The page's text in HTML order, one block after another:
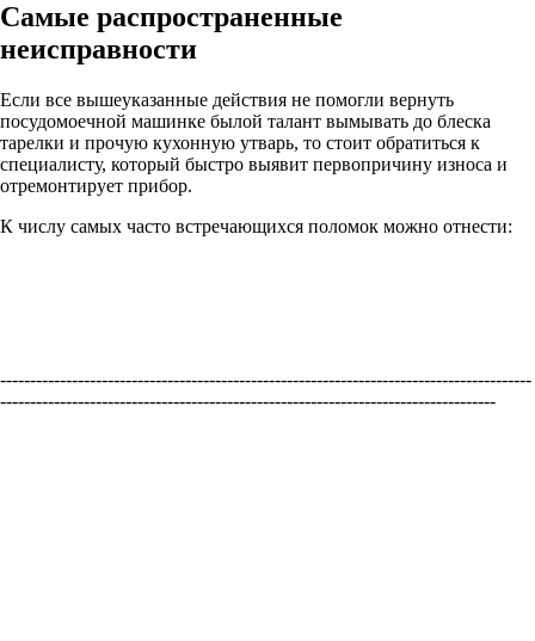
Самые распространенные
неисправности
Если все вышеуказанные действия не помогли вернуть
посудомоечной машинке былой талант вымывать до блеска
тарелки и прочую кухонную утварь, то стоит обратиться к
специалисту, который быстро выявит первопричину износа и
отремонтирует прибор.
К числу самых часто встречающихся поломок можно отнести:
-----------------------------------------------------------------------------------------
-----------------------------------------------------------------------------------